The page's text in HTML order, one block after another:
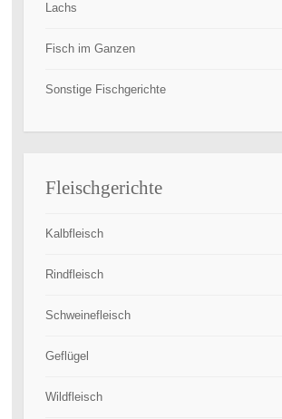
Lachs
Fisch im Ganzen
Sonstige Fischgerichte
Fleischgerichte
Kalbfleisch
Rindfleisch
Schweinefleisch
Geflügel
Wildfleisch